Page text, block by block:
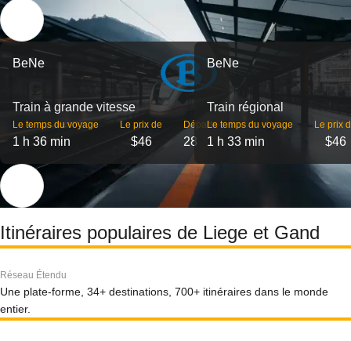
BeNe
Train à grande vitesse
Le temps du voyage
1 h 36 min
Le prix de
$46
Départs
28
BeNe
Train régional
Le temps du voyage
1 h 33 min
Le prix
$46
Itinéraires populaires de Liege et Gand
Réseau Étendu
Une plate-forme, 34+ destinations, 700+ itinéraires dans le monde
entier.